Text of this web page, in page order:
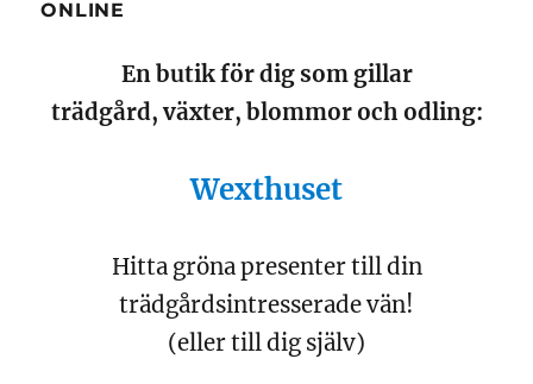
ONLINE
En butik för dig som gillar
trädgård, växter, blommor och odling:
Wexthuset
Hitta gröna presenter till din
trädgårdsintresserade vän!
(eller till dig själv)